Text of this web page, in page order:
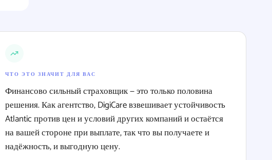
ЧТО ЭТО ЗНАЧИТ ДЛЯ ВАС
Финансово сильный страховщик — это только половина
решения. Как агентство, DigiCare взвешивает устойчивость
Atlantic против цен и условий других компаний и остаётся
на вашей стороне при выплате, так что вы получаете и
надёжность, и выгодную цену.